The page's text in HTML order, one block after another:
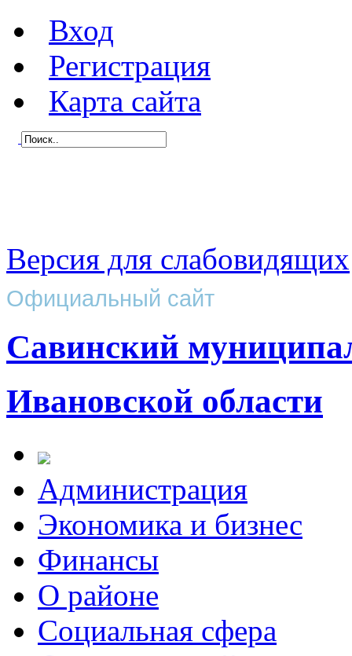
Вход
Регистрация
Карта сайта
Версия для слабовидящих
Официальный сайт
Савинский
Ивановской области
Администрация
Экономика и бизнес
Финансы
О районе
Социальная сфера